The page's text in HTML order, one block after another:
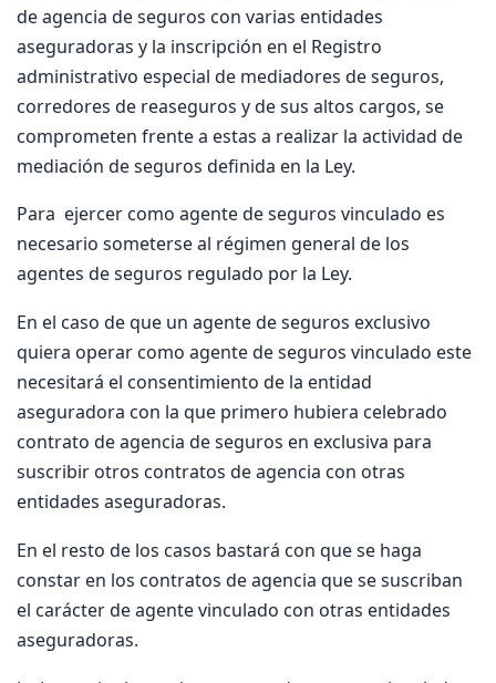
de agencia de seguros con varias entidades
aseguradoras y la inscripción en el Registro
administrativo especial de mediadores de seguros,
corredores de reaseguros y de sus altos cargos, se
comprometen frente a estas a realizar la actividad de
mediación de seguros definida en la Ley.
Para ejercer como agente de seguros vinculado es
necesario someterse al régimen general de los
agentes de seguros regulado por la Ley.
En el caso de que un agente de seguros exclusivo
quiera operar como agente de seguros vinculado este
necesitará el consentimiento de la entidad
aseguradora con la que primero hubiera celebrado
contrato de agencia de seguros en exclusiva para
suscribir otros contratos de agencia con otras
entidades aseguradoras.
En el resto de los casos bastará con que se haga
constar en los contratos de agencia que se suscriban
el carácter de agente vinculado con otras entidades
aseguradoras.